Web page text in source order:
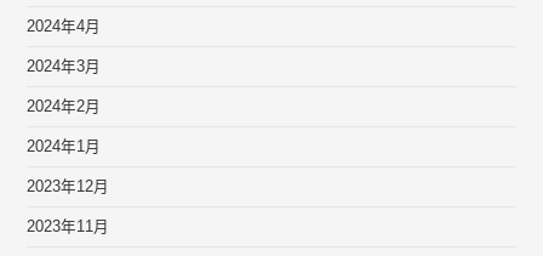
2024年4月
2024年3月
2024年2月
2024年1月
2023年12月
2023年11月